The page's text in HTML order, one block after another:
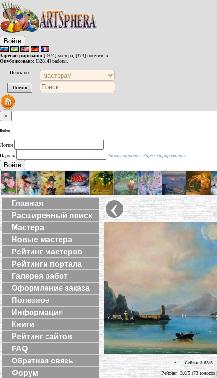
Войти
Зарегистрировано: [1974] мастера, [373] посетителя.
Опубликовано: [32814] работы.
Поиск по:
×
Войти
Логин
Пароль
Забыли пароль? Зарегистрироваться
Войти
Главная
Расширенный поиск
Мастера
Новые мастера
Рейтинг мастеров
Рейтинги портала
Галерея работ
Оформление заказа
Полезное
Информация
Книги
Рейтинг сайтов
FAQ
Обратная связь
Форум
‹
Сейчас 3.63/5
Рейтинг: 3.6/5 (73 голосов)